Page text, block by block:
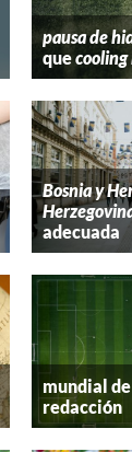
pausa de
que
Bosnia y
adecuada
mundial
redacción